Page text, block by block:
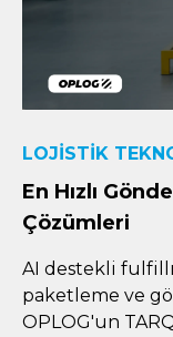
LOJISTIK
En Hızlı
Çözümleri
AI destekli
paketleme ve
OPLOG'un